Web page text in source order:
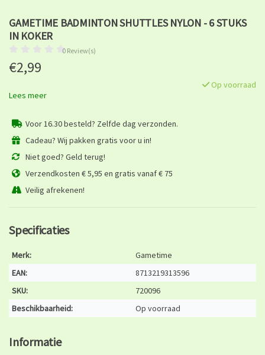
GAMETIME BADMINTON SHUTTLES NYLON - 6 STUKS
IN KOKER
0 Review(s)
€2,99
Op voorraad
Lees meer
Voor 16.30 besteld? Zelfde dag verzonden.
Cadeau? Wij pakken gratis voor u in!
Niet goed? Geld terug!
Verzendkosten € 5,95 en gratis vanaf € 75
Veilig afrekenen!
Specificaties
Merk:
Gametime
EAN:
8713219313596
SKU:
720096
Beschikbaarheid:
Op voorraad
Informatie